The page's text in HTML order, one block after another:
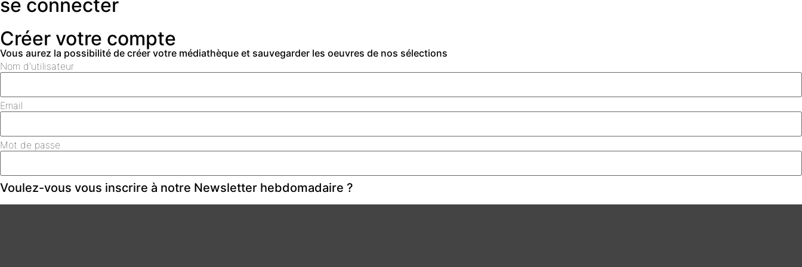
se connecter
Créer votre compte
Vous aurez la possibilité de créer votre médiathèque et sauvegarder les oeuvres de nos sélections
Nom d'utilisateur
Email
Mot de passe
Voulez-vous vous inscrire à notre Newsletter hebdomadaire ?